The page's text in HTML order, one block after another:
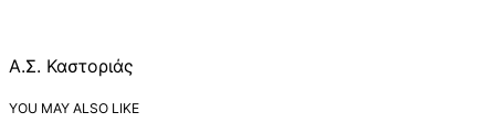
Α.Σ. Καστοριάς
YOU MAY ALSO LIKE